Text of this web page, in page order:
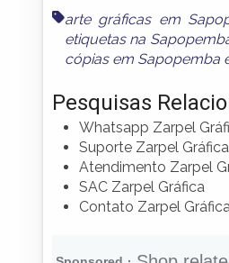
arte gráficas em
etiquetas na
cópias em Sapopemba
Pesquisas
Whatsapp Zarpel
Suporte Zarpel Gráfica
Atendimento Zarpel
SAC Zarpel Gráfica
Contato Zarpel Gráfica